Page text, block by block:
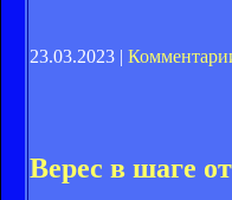
23.03.2023 |
Верес в шаге